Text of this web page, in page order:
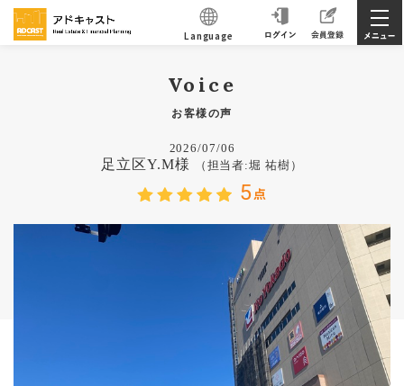
Language
Voice
お客様の声
2026/07/06
足立区Y.M様 （担当者:堀 祐樹）
5点